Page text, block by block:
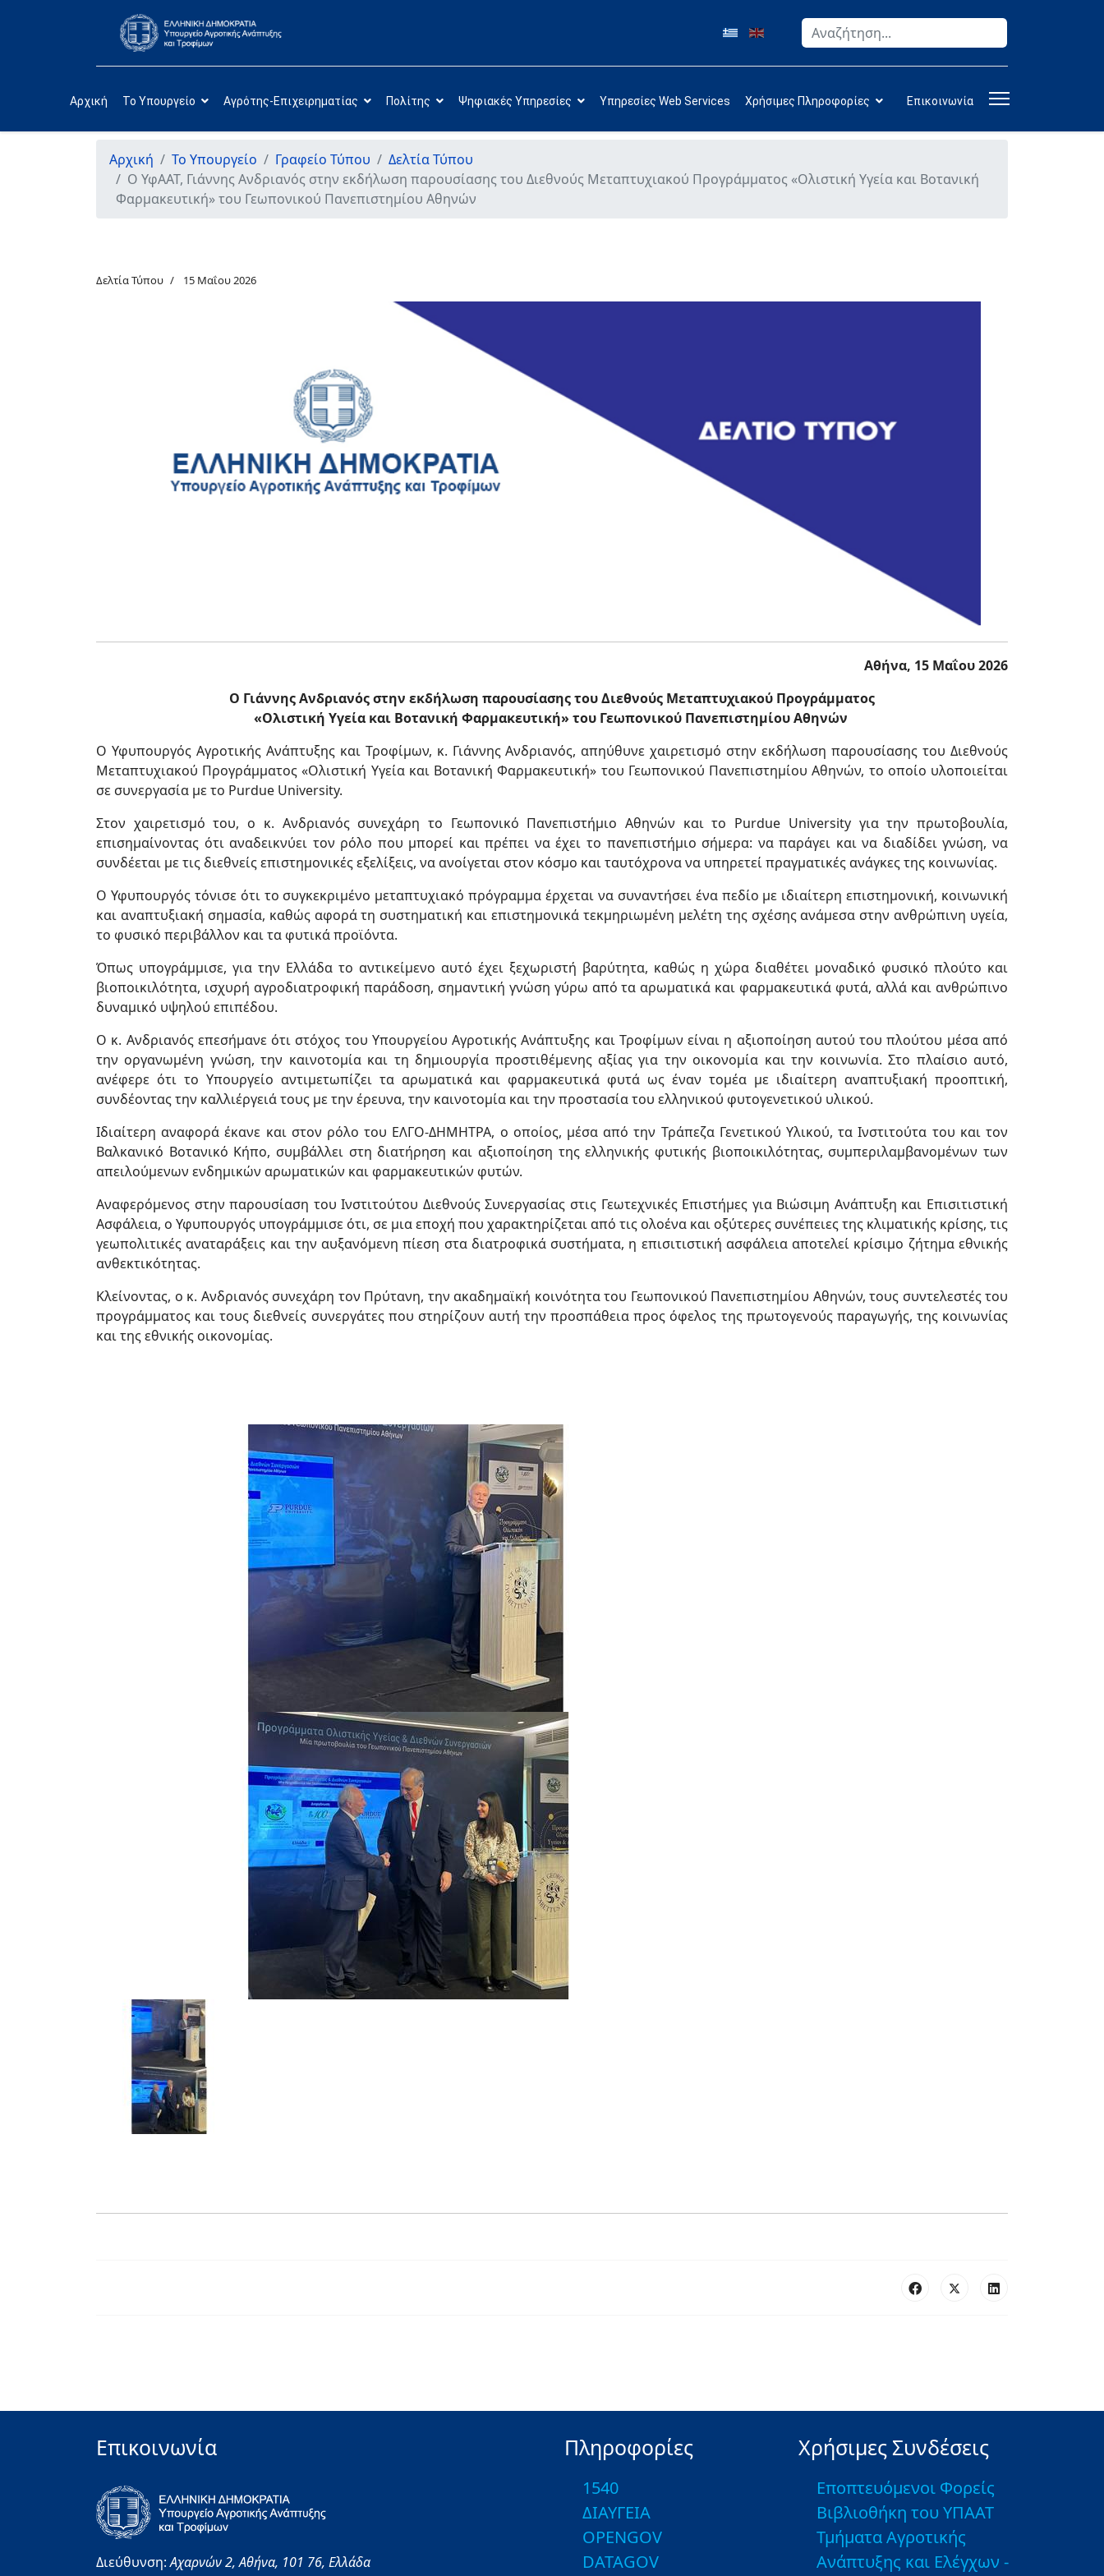
Αναζήτηση
Αρχική Το Υπουργείο Αγρότης-Επιχειρηματίας Πολίτης Ψηφιακές Υπηρεσίες Υπηρεσίες Web Services Χρήσιμες Πληροφορίες Επικοινωνία
Αρχική Το Υπουργείο Γραφείο Τύπου
Δελτία Τύπου
Ο ΥφΑΑΤ, Γιάννης Ανδριανός στην εκδήλωση παρουσίασης του Διεθνούς Μεταπτυχιακού Προγράμματος «Ολιστική Υγεία και Βοτανική
Φαρμακευτική» του Γεωπονικού Πανεπιστημίου Αθηνών
Δελτία Τύπου 15 Μαΐου 2026
Αθήνα, 15 Μαΐου 2026
Ο Γιάννης Ανδριανός στην εκδήλωση παρουσίασης του Διεθνούς Μεταπτυχιακού Προγράμματος
«Ολιστική Υγεία και Βοτανική Φαρμακευτική» του Γεωπονικού Πανεπιστημίου Αθηνών
Ο Υφυπουργός Αγροτικής Ανάπτυξης και Τροφίμων, κ. Γιάννης Ανδριανός, απηύθυνε χαιρετισμό στην εκδήλωση παρουσίασης του Διεθνούς
Μεταπτυχιακού Προγράμματος «Ολιστική Υγεία και Βοτανική Φαρμακευτική» του Γεωπονικού Πανεπιστημίου Αθηνών, το οποίο υλοποιείται
σε συνεργασία με το Purdue University.
Στον χαιρετισμό του, ο κ. Ανδριανός συνεχάρη το Γεωπονικό Πανεπιστήμιο Αθηνών και το Purdue University για την πρωτοβουλία,
επισημαίνοντας ότι αναδεικνύει τον ρόλο που μπορεί και πρέπει να έχει το πανεπιστήμιο σήμερα: να παράγει και να διαδίδει γνώση, να
συνδέεται με τις διεθνείς επιστημονικές εξελίξεις, να ανοίγεται στον κόσμο και ταυτόχρονα να υπηρετεί πραγματικές ανάγκες της κοινωνίας.
Ο Υφυπουργός τόνισε ότι το συγκεκριμένο μεταπτυχιακό πρόγραμμα έρχεται να συναντήσει ένα πεδίο με ιδιαίτερη επιστημονική, κοινωνική
και αναπτυξιακή σημασία, καθώς αφορά τη συστηματική και επιστημονικά τεκμηριωμένη μελέτη της σχέσης ανάμεσα στην ανθρώπινη υγεία,
το φυσικό περιβάλλον και τα φυτικά προϊόντα.
Όπως υπογράμμισε, για την Ελλάδα το αντικείμενο αυτό έχει ξεχωριστή βαρύτητα, καθώς η χώρα διαθέτει μοναδικό φυσικό πλούτο και
βιοποικιλότητα, ισχυρή αγροδιατροφική παράδοση, σημαντική γνώση γύρω από τα αρωματικά και φαρμακευτικά φυτά, αλλά και ανθρώπινο
δυναμικό υψηλού επιπέδου.
Ο κ. Ανδριανός επεσήμανε ότι στόχος του Υπουργείου Αγροτικής Ανάπτυξης και Τροφίμων είναι η αξιοποίηση αυτού του πλούτου μέσα από
την οργανωμένη γνώση, την καινοτομία και τη δημιουργία προστιθέμενης αξίας για την οικονομία και την κοινωνία. Στο πλαίσιο αυτό,
ανέφερε ότι το Υπουργείο αντιμετωπίζει τα αρωματικά και φαρμακευτικά φυτά ως έναν τομέα με ιδιαίτερη αναπτυξιακή προοπτική,
συνδέοντας την καλλιέργειά τους με την έρευνα, την καινοτομία και την προστασία του ελληνικού φυτογενετικού υλικού.
Ιδιαίτερη αναφορά έκανε και στον ρόλο του ΕΛΓΟ-ΔΗΜΗΤΡΑ, ο οποίος, μέσα από την Τράπεζα Γενετικού Υλικού, τα Ινστιτούτα του και τον
Βαλκανικό Βοτανικό Κήπο, συμβάλλει στη διατήρηση και αξιοποίηση της ελληνικής φυτικής βιοποικιλότητας, συμπεριλαμβανομένων των
απειλούμενων ενδημικών αρωματικών και φαρμακευτικών φυτών.
Αναφερόμενος στην παρουσίαση του Ινστιτούτου Διεθνούς Συνεργασίας στις Γεωτεχνικές Επιστήμες για Βιώσιμη Ανάπτυξη και Επισιτιστική
Ασφάλεια, ο Υφυπουργός υπογράμμισε ότι, σε μια εποχή που χαρακτηρίζεται από τις ολοένα και οξύτερες συνέπειες της κλιματικής κρίσης, τις
γεωπολιτικές αναταράξεις και την αυξανόμενη πίεση στα διατροφικά συστήματα, η επισιτιστική ασφάλεια αποτελεί κρίσιμο ζήτημα εθνικής
ανθεκτικότητας.
Κλείνοντας, ο κ. Ανδριανός συνεχάρη τον Πρύτανη, την ακαδημαϊκή κοινότητα του Γεωπονικού Πανεπιστημίου Αθηνών, τους συντελεστές του
προγράμματος και τους διεθνείς συνεργάτες που στηρίζουν αυτή την προσπάθεια προς όφελος της πρωτογενούς παραγωγής, της κοινωνίας
και της εθνικής οικονομίας.
Επικοινωνία
Διεύθυνση:Αχαρνών 2,Αθήνα, 101 76, Ελλάδα
Πληροφορίες
1540
ΔΙΑΥΓΕΙΑ
OPENGOV
DATAGOV
Χρήσιμες Συνδέσεις
Εποπτευόμενοι Φορείς
Βιβλιοθήκη του ΥΠΑΑΤ
Τμήματα Αγροτικής
Ανάπτυξης και Ελέγχων -